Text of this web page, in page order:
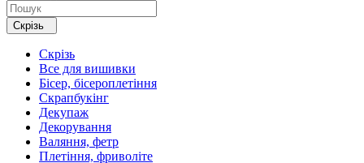
Скрізь
Скрізь
Все для вишивки
Бісер, бісероплетіння
Скрапбукінг
Декупаж
Декорування
Валяння, фетр
Плетіння, фриволіте